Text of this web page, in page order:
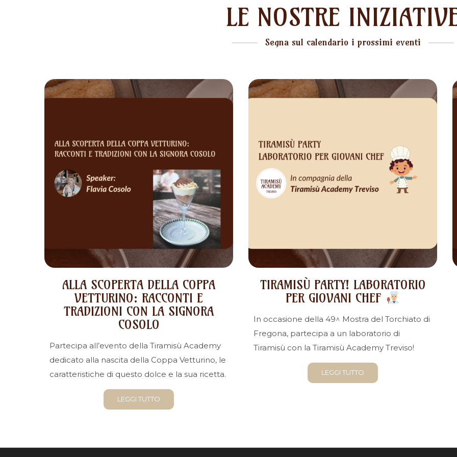
LE NOSTRE
Segna sul calendario i prossimi eventi
ALLA SCOPERTA DELLA COPPA
VETTURINO: RACCONTI E
TRADIZIONI CON LA SIGNORA
COSOLO
Partecipa all’evento della Tiramisù Academy
dedicato alla nascita della Coppa Vetturino, le
caratteristiche di questo dolce e la sua ricetta.
LEGGI TUTTO
TIRAMISÙ PARTY! LABORATORIO
PER GIOVANI CHEF
In occasione della 49^ Mostra del Torchiato di
Fregona, partecipa a un laboratorio di
Tiramisù con la Tiramisù Academy Treviso!
LEGGI TUTTO